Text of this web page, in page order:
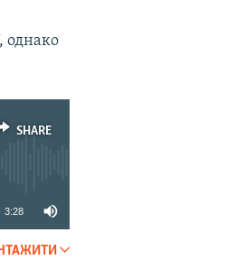
однако
SHARE
3:28